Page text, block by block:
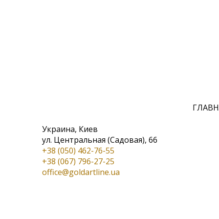
Украина, Киев
ул. Центральная (Садовая), 66
+38 (050) 462-76-55
+38 (067) 796-27-25
office@goldartline.ua